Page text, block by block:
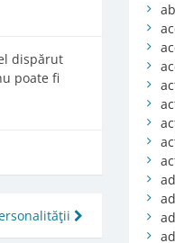
dispărut
poate fi